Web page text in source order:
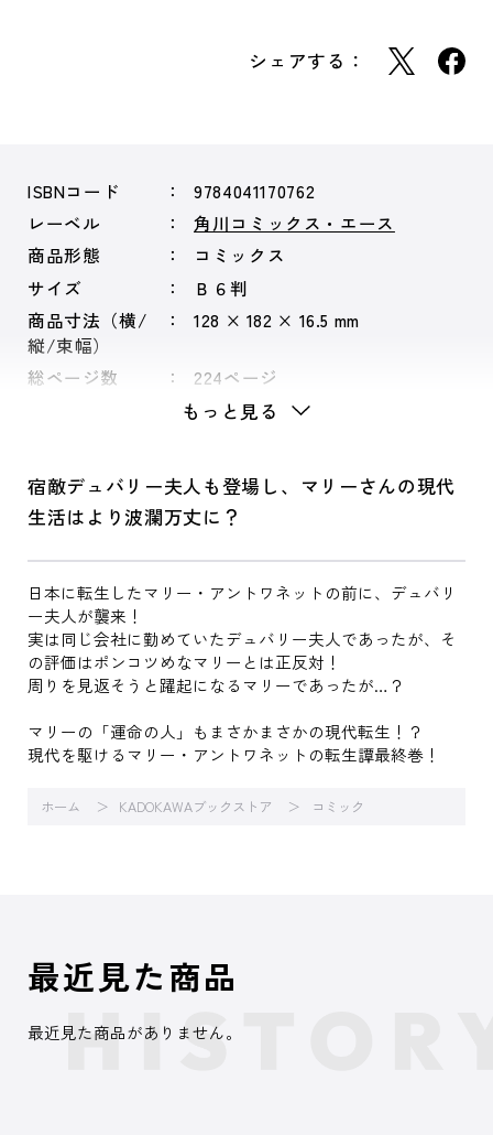
シェアする：
ISBNコード
9784041170762
レーベル
角川コミックス・エース
商品形態
コミックス
サイズ
Ｂ６判
商品寸法（横/
縦/束幅）
128 × 182 × 16.5 mm
総ページ数 224ページ
もっと見る
宿敵デュバリー夫人も登場し、マリーさんの現代
生活はより波瀾万丈に？
日本に転生したマリー・アントワネットの前に、デュバリ
ー夫人が襲来！
実は同じ会社に勤めていたデュバリー夫人であったが、そ
の評価はポンコツめなマリーとは正反対！
周りを見返そうと躍起になるマリーであったが…？
マリーの「運命の人」もまさかまさかの現代転生！？
現代を駆けるマリー・アントワネットの転生譚最終巻！
ホーム KADOKAWAブックストア コミック
最近見た商品
最近見た商品がありません。